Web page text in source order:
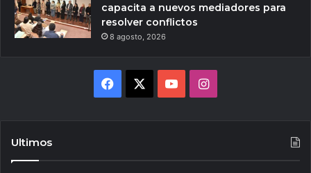
capacita a nuevos mediadores para
resolver conflictos
8 agosto, 2026
Facebook YouTubeInstagram
Ultimos